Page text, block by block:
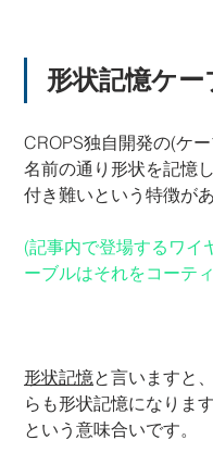
形状記憶ケー
CROPS独自開発の(ケ
名前の通り形状を記憶
付き難いという特徴があ
(記事内で登場するワイ
ーブルはそれをコーテ
形状記憶と言いますと
らも形状記憶になりま
という意味合いです。